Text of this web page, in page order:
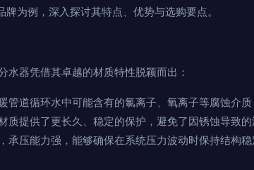
为例，深入探讨其特点、优势与选购要点。
器凭借其卓越的材质特性脱颖而出：
管道循环水中可能含有的氯离子、氧离子等腐蚀介
质提供了更长久、稳定的保护，避免了因锈蚀导致
承压能力强，能够确保在系统压力波动时保持结构